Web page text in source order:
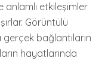
anlamlı etkileşimler
Görüntülü
bağlantıların
hayatlarında